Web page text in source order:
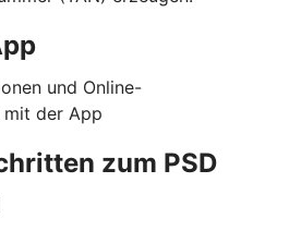
und Online-
mit der App
zum PSD